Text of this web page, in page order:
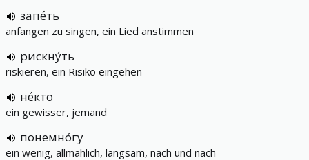
запе́ть
anfangen zu singen, ein Lied anstimmen
рискну́ть
riskieren, ein Risiko eingehen
не́кто
ein gewisser, jemand
понемно́гу
ein wenig, allmählich, langsam, nach und nach